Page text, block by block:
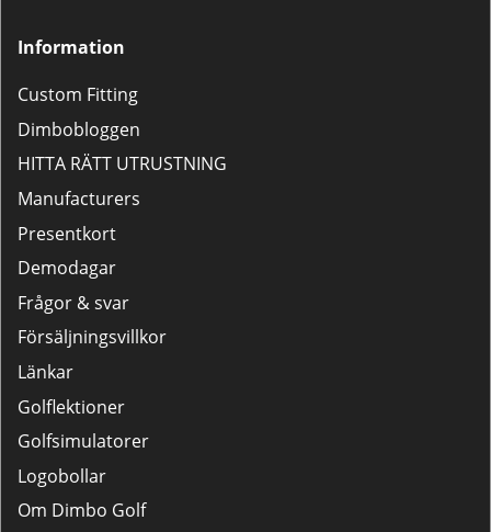
Information
Custom Fitting
Dimbobloggen
HITTA RÄTT UTRUSTNING
Manufacturers
Presentkort
Demodagar
Frågor & svar
Försäljningsvillkor
Länkar
Golflektioner
Golfsimulatorer
Logobollar
Om Dimbo Golf